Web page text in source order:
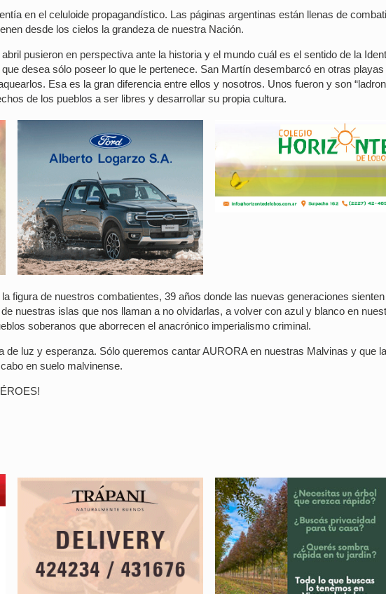
en el celuloide propagandístico. Las páginas argentinas están llenas de
desde los cielos la grandeza de nuestra Nación.
pusieron en perspectiva ante la historia y el mundo cuál es el sentido de la
desea sólo poseer lo que le pertenece. San Martín desembarcó en otras playas
Esa es la gran diferencia entre ellos y nosotros. Unos fueron y son
de los pueblos a ser libres y desarrollar su propia cultura.
figura de nuestros combatientes, 39 años donde las nuevas generaciones
nuestras islas que nos llaman a no olvidarlas, a volver con azul y blanco en
soberanos que aborrecen el anacrónico imperialismo criminal.
de luz y esperanza. Sólo queremos cantar AURORA en nuestras Malvinas y que
en suelo malvinense.